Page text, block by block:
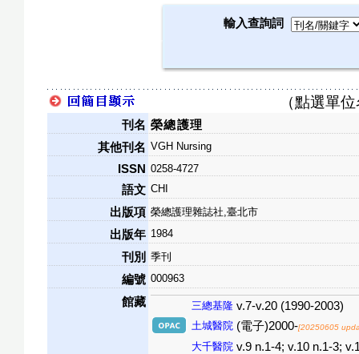
輸入查詢詞
（點選單
刊名 榮總護理
其他刊名 VGH Nursing
ISSN 0258-4727
語文 CHI
出版項 榮總護理雜誌社,臺北市
出版年 1984
刊別 季刊
編號 000963
館藏 三總基隆 v.7-v.20 (1990-2003)
土城醫院 (電子)2000-[20250605
大千醫院 v.9 n.1-4; v.10 n.1-3;